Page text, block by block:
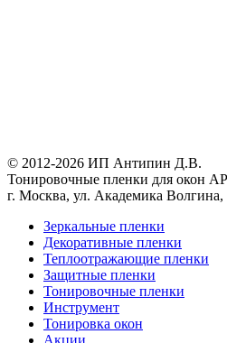
© 2012-2026 ИП Антипин Д.В.
Тонировочные пленки для окон
г. Москва, ул. Академика Волгина,
Зеркальные пленки
Декоративные пленки
Теплоотражающие пленки
Защитные пленки
Тонировочные пленки
Инструмент
Тонировка окон
Акции